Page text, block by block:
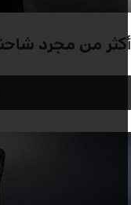
من مجرد